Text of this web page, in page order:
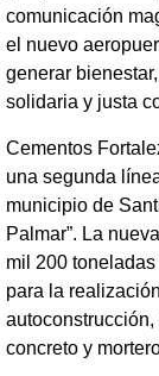
comunicación
el nuevo
generar
solidaria y justa
Cementos
una segunda
municipio de
Palmar”. La
mil 200
para la
concreto y